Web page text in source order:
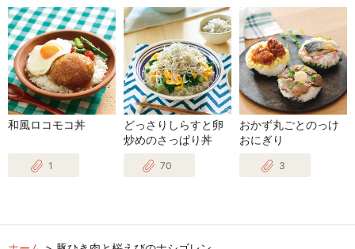
和風ロコモコ丼
1
どっさりしらすと卵
炒めのさっぱり丼
70
おかず丸ごとのっけ
おにぎり
3